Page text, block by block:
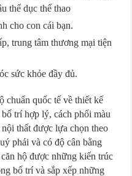
thể dục thể thao
cho con cái bạn.
trung tâm thương mại tiện
sức khỏe đầy đủ.
chuẩn quốc tế về thiết kế
trí hợp lý, cách phối màu
thất được lựa chọn theo
phái và có độ cân bằng
hộ được những kiến trúc
bố trí và sắp xếp những